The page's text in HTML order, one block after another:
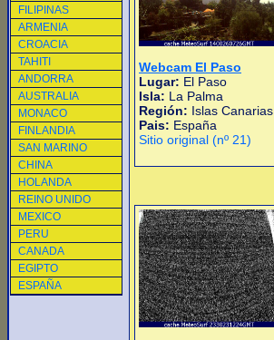
FILIPINAS
ARMENIA
CROACIA
TAHITI
ANDORRA
AUSTRALIA
MONACO
FINLANDIA
SAN MARINO
CHINA
HOLANDA
REINO UNIDO
MEXICO
PERU
CANADA
EGIPTO
ESPAÑA
Webcam El Paso
Lugar: El Paso
Isla: La Palma
Región: Islas Canarias
Pais: España
Sitio original (nº 21)